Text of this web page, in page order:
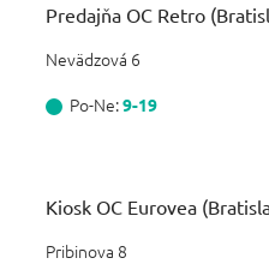
Predajňa OC Retro
Nevädzová 6
Po-Ne:9-19
Kiosk OC Eurovea
Pribinova 8